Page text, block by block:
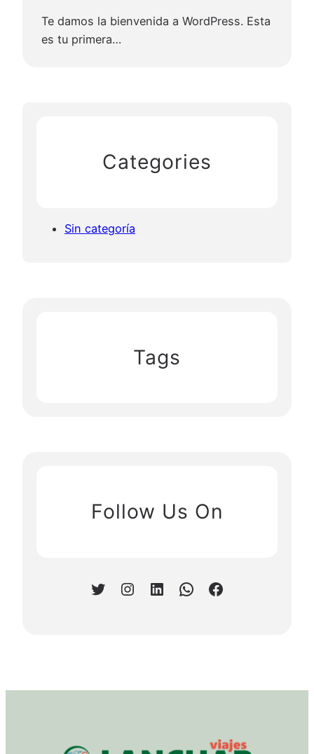
Te damos la bienvenida a WordPress. Esta
es tu primera…
Categories
Sin categoría
Tags
Follow Us On